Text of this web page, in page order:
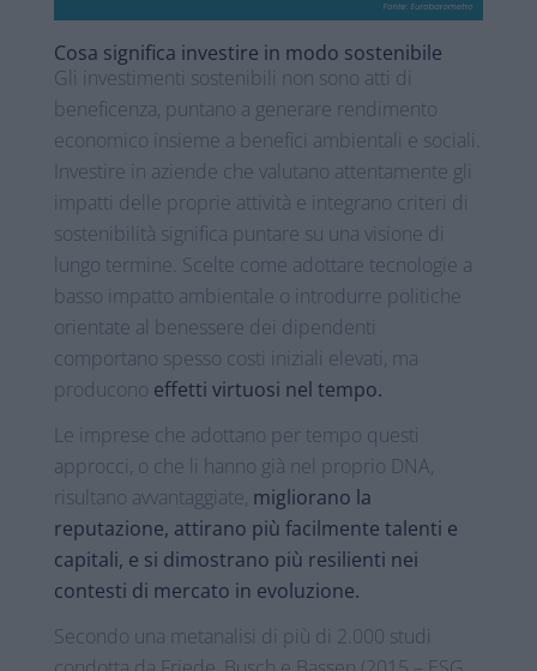
Cosa significa investire in modo sostenibile
Gli investimenti sostenibili non sono atti di
beneficenza, puntano a generare rendimento
economico insieme a benefici ambientali e sociali.
Investire in aziende che valutano attentamente gli
impatti delle proprie attività e integrano criteri di
sostenibilità significa puntare su una visione di
lungo termine. Scelte come adottare tecnologie a
basso impatto ambientale o introdurre politiche
orientate al benessere dei dipendenti
comportano spesso costi iniziali elevati, ma
producono effetti virtuosi nel tempo.
Le imprese che adottano per tempo questi
approcci, o che li hanno già nel proprio DNA,
risultano avvantaggiate, migliorano la
reputazione, attirano più facilmente talenti e
capitali, e si dimostrano più resilienti nei
contesti di mercato in evoluzione.
Secondo una metanalisi di più di 2.000 studi